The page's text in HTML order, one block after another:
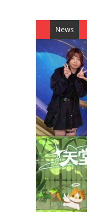
News